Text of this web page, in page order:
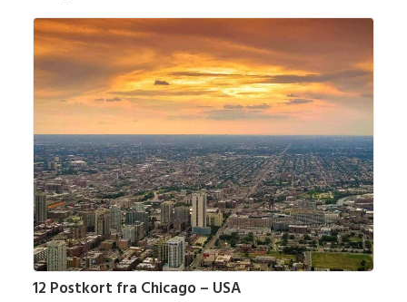
12 Postkort fra Chicago – USA